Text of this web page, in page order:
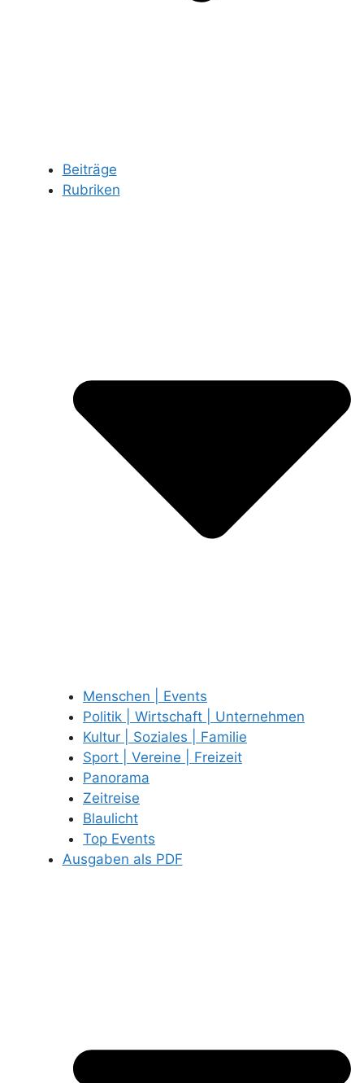
Beiträge
Rubriken
Menschen | Events
Politik | Wirtschaft | Unternehmen
Kultur | Soziales | Familie
Sport | Vereine | Freizeit
Panorama
Zeitreise
Blaulicht
Top Events
Ausgaben als PDF